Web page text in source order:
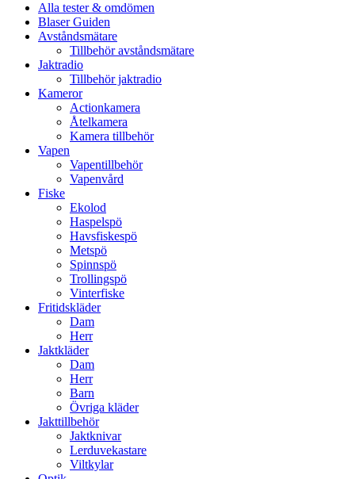
Alla tester & omdömen
Blaser Guiden
Avståndsmätare
Tillbehör avståndsmätare
Jaktradio
Tillbehör jaktradio
Kameror
Actionkamera
Åtelkamera
Kamera tillbehör
Vapen
Vapentillbehör
Vapenvård
Fiske
Ekolod
Haspelspö
Havsfiskespö
Metspö
Spinnspö
Trollingspö
Vinterfiske
Fritidskläder
Dam
Herr
Jaktkläder
Dam
Herr
Barn
Övriga kläder
Jakttillbehör
Jaktknivar
Lerduvekastare
Viltkylar